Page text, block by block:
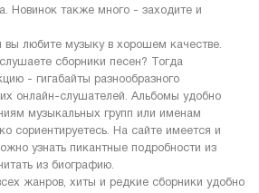
Новинок также много - заходите и
вы любите музыку в хорошем качестве.
сборники песен? Тогда
- гигабайты разнообразного
онлайн-слушателей. Альбомы удобно
музыкальных групп или именам
сориентируетесь. На сайте имеется и
узнать пикантные подробности из
из биографию.
жанров, хиты и редкие сборники удобно